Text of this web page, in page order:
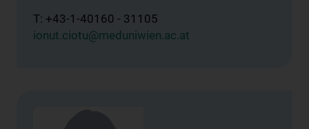
T: +43-1-40160 - 31105
ionut.ciotu@meduniwien.ac.at